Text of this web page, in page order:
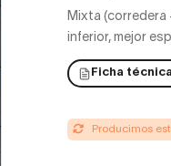
Mixta (corredera
inferior, mejor
Ficha técnica
Producimos